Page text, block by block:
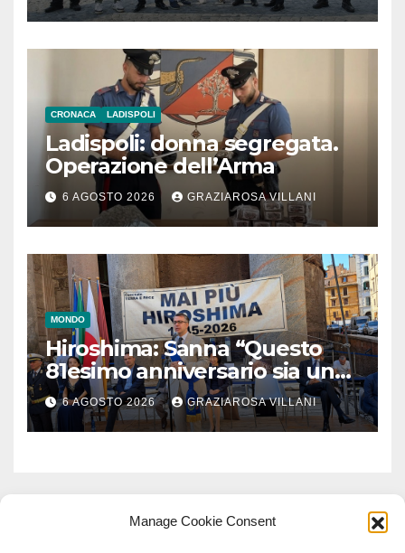
Manage Cookie Consent
CRONACA LADISPOLI
Ladispoli: donna segregata.
Operazione dell’Arma
6 AGOSTO 2026 GRAZIAROSA VILLANI
MONDO
Hiroshima: Sanna “Questo
81esimo anniversario sia un
monito per tutti”
6 AGOSTO 2026 GRAZIAROSA VILLANI